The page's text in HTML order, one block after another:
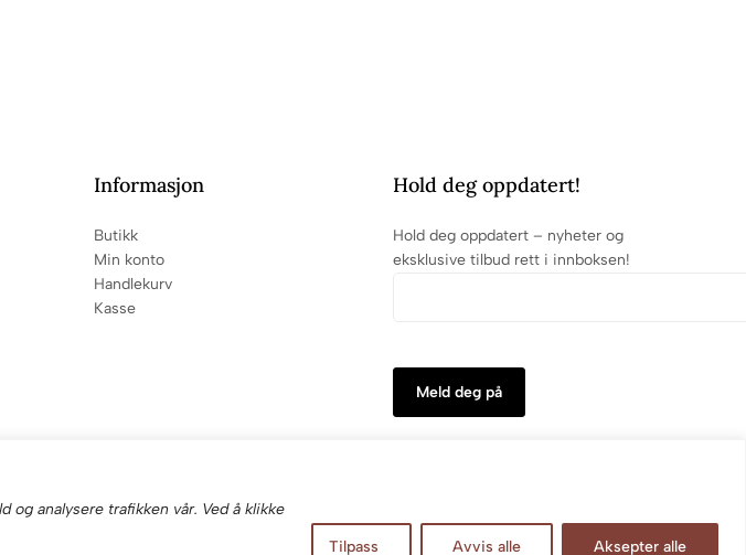
analysere trafikken vår. Ved å klikke
Tilpass Avvis alle Aksepter alle
Informasjon
Butikk
Min konto
Handlekurv
Kasse
Hold deg oppdatert!
Hold deg oppdatert – nyheter og
eksklusive tilbud rett i innboksen!